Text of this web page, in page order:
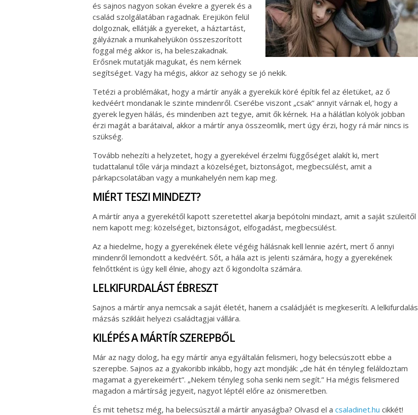
és sajnos nagyon sokan évekre a gyerek és a
család szolgálatában ragadnak. Erejükön felül
dolgoznak, ellátják a gyereket, a háztartást,
gályáznak a munkahelyükön összeszorított
foggal még akkor is, ha beleszakadnak.
Erősnek mutatják magukat, és nem kérnek
segítséget. Vagy ha mégis, akkor az sehogy se jó nekik.
Tetézi a problémákat, hogy a mártír anyák a gyerekük köré építik fel az életüket, az ő
kedvéért mondanak le szinte mindenről. Cserébe viszont „csak” annyit várnak el, hogy a
gyerek legyen hálás, és mindenben azt tegye, amit ők kérnek. Ha a hálátlan kölyök jobban
érzi magát a barátaival, akkor a mártír anya összeomlik, mert úgy érzi, hogy rá már nincs is
szükség.
Tovább nehezíti a helyzetet, hogy a gyerekével érzelmi függőséget alakít ki, mert
tudattalanul tőle várja mindazt a közelséget, biztonságot, megbecsülést, amit a
párkapcsolatában vagy a munkahelyén nem kap meg.
MIÉRT TESZI MINDEZT?
A mártír anya a gyerekétől kapott szeretettel akarja bepótolni mindazt, amit a saját szüleitől
nem kapott meg: közelséget, biztonságot, elfogadást, megbecsülést.
Az a hiedelme, hogy a gyerekének élete végéig hálásnak kell lennie azért, mert ő annyi
mindenről lemondott a kedvéért. Sőt, a hála azt is jelenti számára, hogy a gyerekének
felnőttként is úgy kell élnie, ahogy azt ő kigondolta számára.
LELKIFURDALÁST ÉBRESZT
Sajnos a mártír anya nemcsak a saját életét, hanem a családjáét is megkeseríti. A lelkifurdalás
mázsás szikláit helyezi családtagjai vállára.
KILÉPÉS A MÁRTÍR SZEREPBŐL
Már az nagy dolog, ha egy mártír anya egyáltalán felismeri, hogy belecsúszott ebbe a
szerepbe. Sajnos az a gyakoribb inkább, hogy azt mondják: „de hát én tényleg feláldoztam
magamat a gyerekeimért”. „Nekem tényleg soha senki nem segít.” Ha mégis felismered
magadon a mártírság jegyeit, nagyot léptél előre az önismeretben.
És mit tehetsz még, ha belecsúsztál a mártír anyaságba? Olvasd el a csaladinet.hu cikkét!